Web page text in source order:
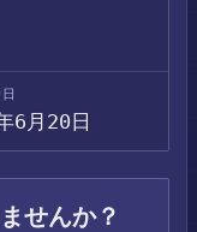
6月20日
せんか？